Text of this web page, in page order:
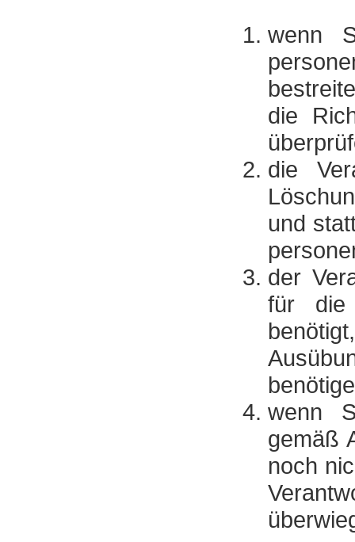
wenn
die
die
und
der
für die
wenn
gemäß
noch